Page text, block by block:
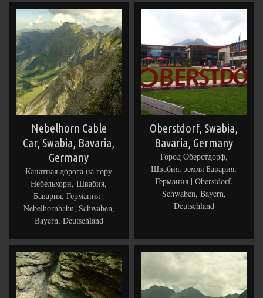
Nebelhorn Cable
Car, Swabia, Bavaria,
Germany
Канатная дорога на гору
Небельхорн, Швабия,
Бавария, Германия |
Nebelhornbahn, Schwaben,
Bayern, Deutschland
Oberstdorf, Swabia,
Bavaria, Germany
Город Оберстдорф,
Швабия, земля Бавария,
Германия | Oberstdorf,
Schwaben, Bayern,
Deutschland